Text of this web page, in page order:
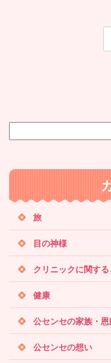
イ
内
索
索
旅
目の神様
クリニックに関する
健康
公センセの家族・
公センセの想い